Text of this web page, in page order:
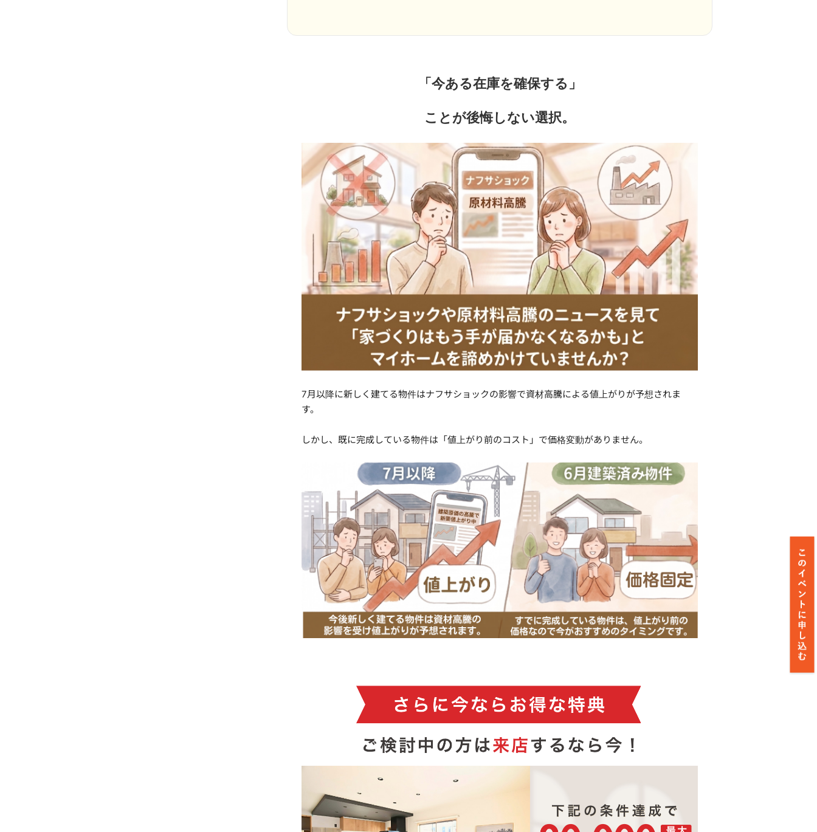
「今ある在庫を確保する」
ことが後悔しない選択。
7月以降に新しく建てる物件はナフサショックの影響で資材高騰による値上がりが予想されま
す。
しかし、既に完成している物件は「値上がり前のコスト」で価格変動がありません。